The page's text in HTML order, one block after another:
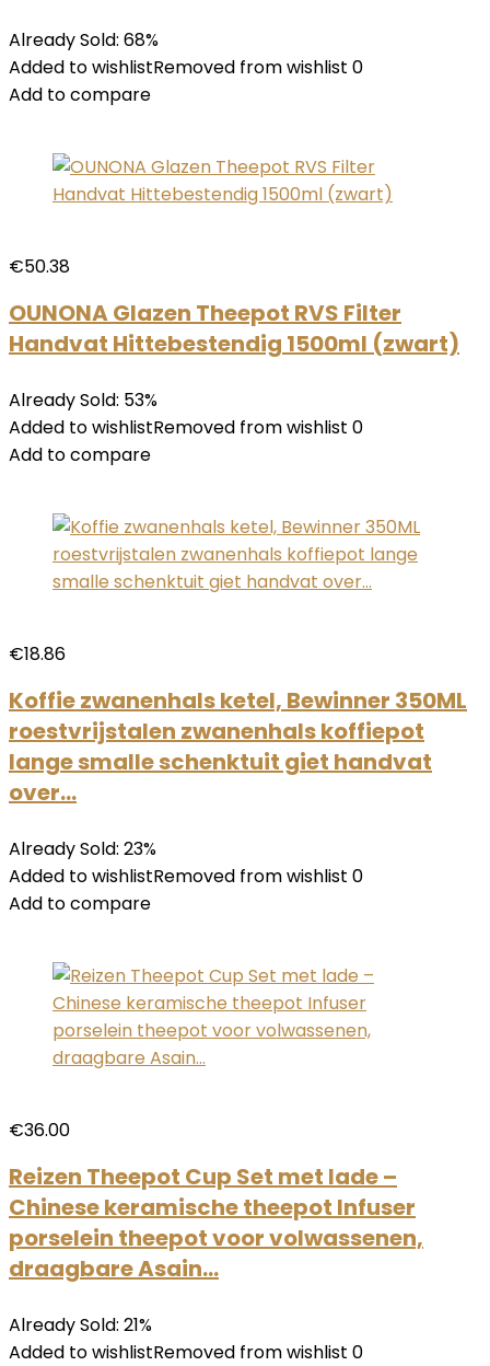
Already Sold: 68%
Added to wishlistRemoved from wishlist 0
Add to compare
€50.38
OUNONA Glazen Theepot RVS Filter
Handvat Hittebestendig 1500ml (zwart)
Already Sold: 53%
Added to wishlistRemoved from wishlist 0
Add to compare
€18.86
Koffie zwanenhals ketel, Bewinner 350ML
roestvrijstalen zwanenhals koffiepot
lange smalle schenktuit giet handvat
over…
Already Sold: 23%
Added to wishlistRemoved from wishlist 0
Add to compare
€36.00
Reizen Theepot Cup Set met lade –
Chinese keramische theepot Infuser
porselein theepot voor volwassenen,
draagbare Asain…
Already Sold: 21%
Added to wishlistRemoved from wishlist 0